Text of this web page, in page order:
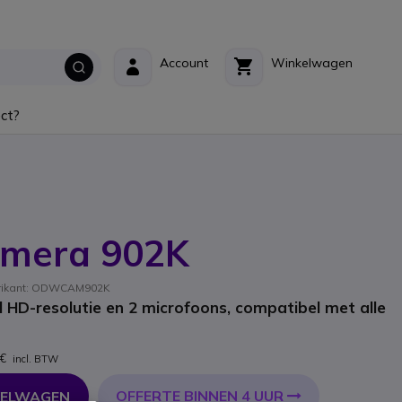
Winkelwagen
Account
902K
ODWCAM902K
HD-resolutie en 2 microfoons, compatibel met alle
incl. BTW
OFFERTE BINNEN 4 UUR